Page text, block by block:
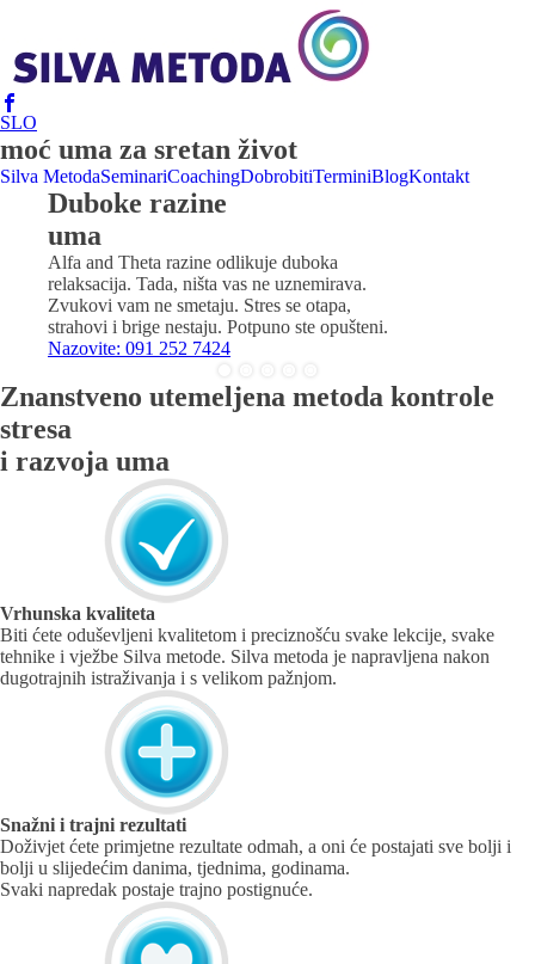
SLO
moć uma za sretan život
Silva MetodaSeminariCoachingDobrobitiTerminiBlogKontakt
Duboke razine
uma
Alfa and Theta razine odlikuje duboka
relaksacija. Tada, ništa vas ne uznemirava.
Zvukovi vam ne smetaju. Stres se otapa,
strahovi i brige nestaju. Potpuno ste opušteni.
Nazovite: 091 252 7424
Akademija za
mentore i trenere
Početak na proljeće 2022. godine, informacije možete
dobiti na email info@silva-metoda.com
Email kontakt
Superiorna
intuicija
Pomoću Silva metode naučit ćete kako se pouzdati u
svoju intuiciju.
Vaša kreativnost će procvjetati.
Nazovite: 091 252 7424
Osnažite se
Aktivirajte svoj neiscrpni
unutrašnji izvor snage i motivacije!
Jasno se fokusirajte na svoje ciljeve.
Nazovite: 091 252 7424
Harmonija
Poboljšajte svoju vještinu komunikacije i
stvarajte skladne obiteljske i međuljudske
odnose.
Nazovite: 091 252 7424
Znanstveno utemeljena metoda kontrole
stresa
i razvoja uma
Vrhunska kvaliteta
Biti ćete oduševljeni kvalitetom i preciznošću svake lekcije, svake
tehnike i vježbe Silva metode. Silva metoda je napravljena nakon
dugotrajnih istraživanja i s velikom pažnjom.
Snažni i trajni rezultati
Doživjet ćete primjetne rezultate odmah, a oni će postajati sve bolji i
bolji u slijedećim danima, tjednima, godinama.
Svaki napredak postaje trajno postignuće.